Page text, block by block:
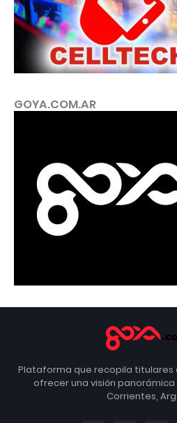
GOYA.COM.AR
Plataforma que recopila titulares
ofrecer una visión panorámica
Corrientes,